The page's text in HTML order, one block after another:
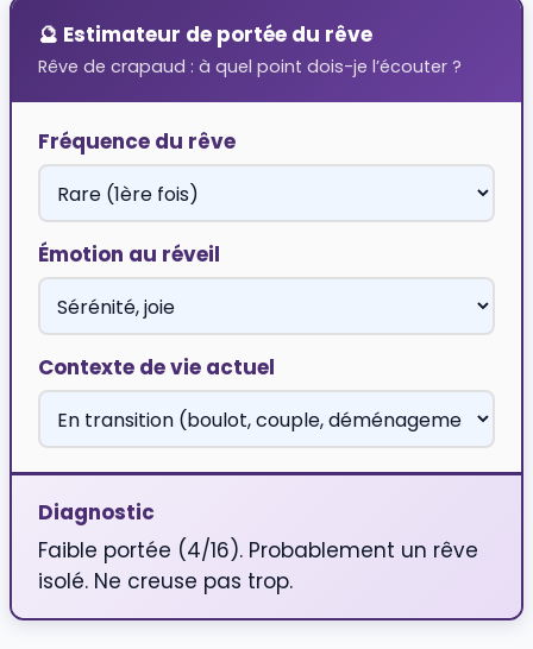
🔮 Estimateur de portée du rêve
Rêve de crapaud : à quel point dois-je l’écouter ?
Fréquence du rêve
Émotion au réveil
Contexte de vie actuel
Diagnostic
Faible portée (4/16). Probablement un rêve
isolé. Ne creuse pas trop.